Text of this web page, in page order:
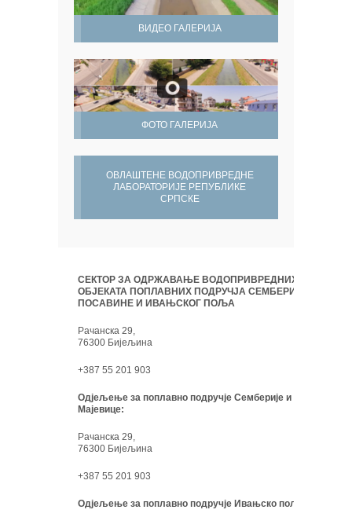
ВИДЕО ГАЛЕРИЈА
ФОТО ГАЛЕРИЈА
ОВЛАШТЕНЕ ВОДОПРИВРЕДНЕ
ЛАБОРАТОРИЈЕ РЕПУБЛИКЕ
СРПСКЕ
СЕКТОР ЗА ОДРЖАВАЊЕ ВОДОПРИВРЕДНИХ
ОБЈЕКАТА ПОПЛАВНИХ ПОДРУЧЈА СЕМБЕРИЈЕ,
ПОСАВИНЕ И ИВАЊСКОГ ПОЉА
Рачанска 29,
76300 Бијељина
+387 55 201 903
Одјељење за поплавно подручје Семберије и
Мајевице:
Рачанска 29,
76300 Бијељина
+387 55 201 903
Одјељење за поплавно подручје Ивањско поље: